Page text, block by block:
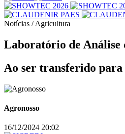
Notícias / Agricultura
Laboratório de Análise
Ao ser transferido para
Agronosso
16/12/2024 20:02